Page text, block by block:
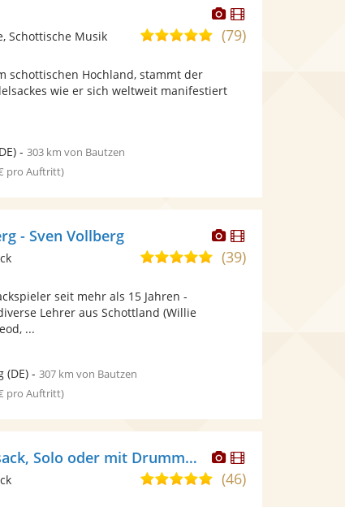
Dieser
Künstler
stellt
Dieser
Künstler
5,0
Sternen
(79)
Schottische Musik
schottischen Hochland, stammt der
wie er sich weltweit manifestiert
- 303 km von Bautzen
pro Auftritt)
Dieser
Künstler
stellt
Dieser
Künstler
- Sven Vollberg
5,0(39)
seit mehr als 15 Jahren -
Lehrer aus Schottland (Willie
...
(DE)- 307 km von Bautzen
pro Auftritt)
Dieser
Künstler
stellt
Dieser
Künstler
Felix Bönig Dudelsack, Solo oder mit Drummer buchbar
5,0(46)